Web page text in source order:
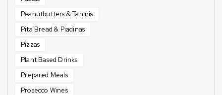
Peanutbutters & Tahinis
Pita Bread & Piadinas
Pizzas
Plant Based Drinks
Prepared Meals
Prosecco Wines